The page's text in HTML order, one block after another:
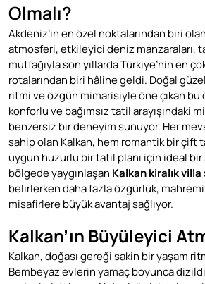
Olmalı?
Akdeniz’in en özel noktalarından biri
atmosferi, etkileyici deniz manzaraları,
mutfağıyla son yıllarda Türkiye’nin en
rotalarından biri hâline geldi. Doğal
ritmi ve özgün mimarisiyle öne çıkan
konforlu ve bağımsız tatil arayışındaki
benzersiz bir deneyim sunuyor. Her
sahip olan Kalkan, hem romantik bir çift
uygun huzurlu bir tatil planı için ideal
bölgede yaygınlaşan Kalkan kiralık villa
belirlerken daha fazla özgürlük,
misafirlere büyük avantaj sağlıyor.
Kalkan’ın Büyüleyici
Kalkan, doğası gereği sakin bir yaşam
Bembeyaz evlerin yamaç boyunca